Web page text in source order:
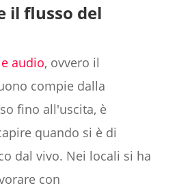
il flusso del
audio, ovvero il
compie dalla
fino all'uscita, è
quando si è di
dal vivo. Nei locali si ha
con